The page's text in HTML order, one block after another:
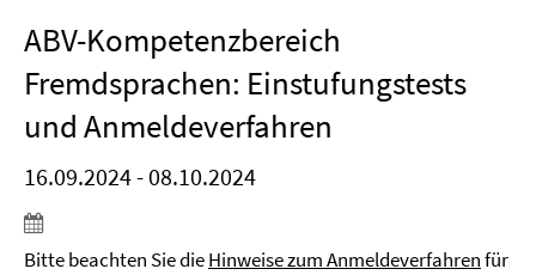
ABV-Kompetenzbereich
Fremdsprachen: Einstufungstests
und Anmeldeverfahren
16.09.2024 - 08.10.2024
Bitte beachten Sie dieHinweise zum Anmeldeverfahrenfür